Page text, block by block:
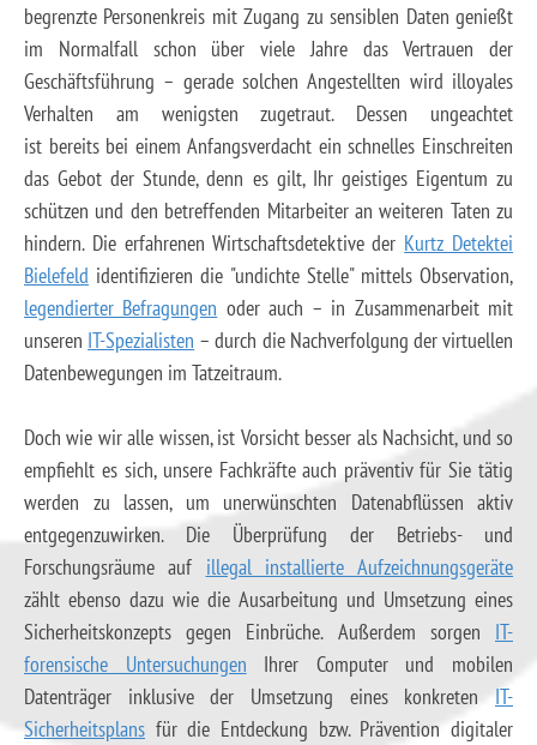
begrenzte Personenkreis mit Zugang zu sensiblen Daten genießt
im Normalfall schon über viele Jahre das Vertrauen der
Geschäftsführung – gerade solchen Angestellten wird illoyales
Verhalten am wenigsten zugetraut. Dessen ungeachtet
ist bereits bei einem Anfangsverdacht ein schnelles Einschreiten
das Gebot der Stunde, denn es gilt, Ihr geistiges Eigentum zu
schützen und den betreffenden Mitarbeiter an weiteren Taten zu
hindern. Die erfahrenen Wirtschaftsdetektive der Kurtz Detektei
Bielefeld identifizieren die "undichte Stelle" mittels Observation,
legendierter Befragungen oder auch – in Zusammenarbeit mit
unseren IT-Spezialisten – durch die Nachverfolgung der virtuellen
Datenbewegungen im Tatzeitraum.
Doch wie wir alle wissen, ist Vorsicht besser als Nachsicht, und so
empfiehlt es sich, unsere Fachkräfte auch präventiv für Sie tätig
werden zu lassen, um unerwünschten Datenabflüssen aktiv
entgegenzuwirken. Die Überprüfung der Betriebs- und
Forschungsräume auf illegal installierte Aufzeichnungsgeräte
zählt ebenso dazu wie die Ausarbeitung und Umsetzung eines
Sicherheitskonzepts gegen Einbrüche. Außerdem sorgen IT-
forensische Untersuchungen Ihrer Computer und mobilen
Datenträger inklusive der Umsetzung eines konkreten IT-
Sicherheitsplans für die Entdeckung bzw. Prävention digitaler